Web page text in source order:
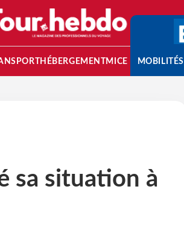
HÉBERGEMENTMICE MOBILITÉS
sa situation à